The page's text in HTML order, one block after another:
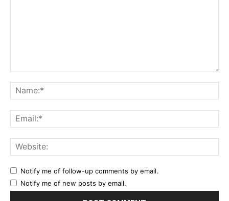
Notify me of follow-up comments by email.
Notify me of new posts by email.